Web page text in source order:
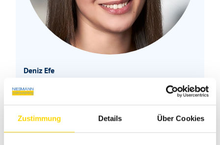
Zustimmung Details Über Cookies
Deniz Efe
Markenexpertin für Bürstner
+49 2654 9409-54